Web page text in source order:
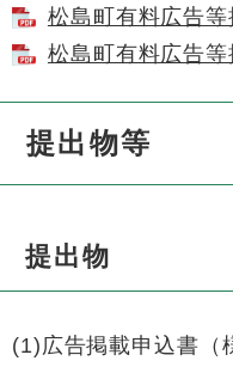
松島町有料広告
松島町有料広告
提出物等
提出物
(1)広告掲載申込書（